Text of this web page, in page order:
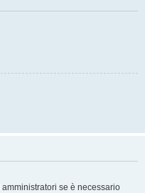
se è necessario